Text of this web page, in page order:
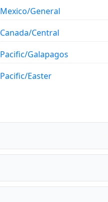
Mexico/General
Canada/Central
Pacific/Galapagos
Pacific/Easter